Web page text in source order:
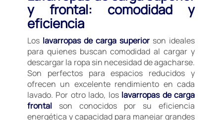
y frontal: comodidad y
eficiencia
Los lavarropas de carga superior son ideales
para quienes buscan comodidad al cargar y
descargar la ropa sin necesidad de agacharse.
Son perfectos para espacios reducidos y
ofrecen un excelente rendimiento en cada
lavado. Por otro lado, los lavarropas de carga
frontal son conocidos por su eficiencia
energética y capacidad para manejar grandes